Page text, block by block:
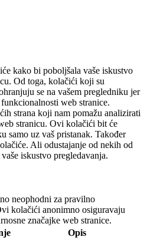
kako bi poboljšala vaše iskustvo
Od toga, kolačići koji su
se na vašem pregledniku jer
web stranice.
strana koji nam pomažu analizirati
stranicu. Ovi kolačići bit će
samo uz vaš pristanak. Također
Ali odustajanje od nekih od
iskustvo pregledavanja.
neophodni za pravilno
kolačići anonimno osiguravaju
značajke web stranice.
Opis